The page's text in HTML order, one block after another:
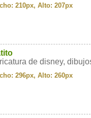
210px, Alto: 207px
de disney,
296px, Alto: 260px